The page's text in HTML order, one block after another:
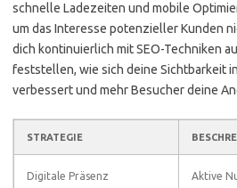
schnelle Ladezeiten und mobile
um das Interesse potenzieller Kunden
dich kontinuierlich mit SEO-Techniken
feststellen, wie sich deine Sichtbarkeit
verbessert und mehr Besucher deine
STRATEGIE
Digitale Präsenz
Aktive